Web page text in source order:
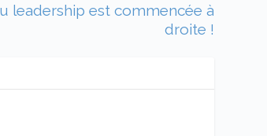
leadership est commencée à
droite !